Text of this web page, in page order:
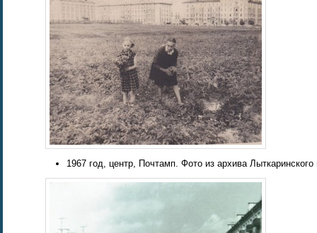
1967 год, центр, Почтамп. Фото из архива Лыткаринского